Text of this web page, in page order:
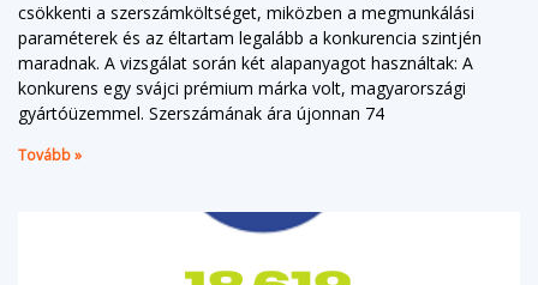
csökkenti a szerszámköltséget, miközben a megmunkálási
paraméterek és az éltartam legalább a konkurencia szintjén
maradnak. A vizsgálat során két alapanyagot használtak: A
konkurens egy svájci prémium márka volt, magyarországi
gyártóüzemmel. Szerszámának ára újonnan 74
Tovább »